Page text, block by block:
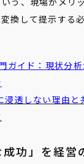
換して提示する
ガイド：現状分
浸透しない理由と
功」を経営